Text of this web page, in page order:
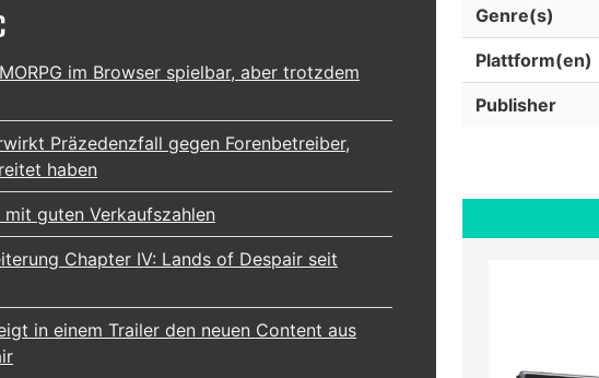
im Browser spielbar, aber trotzdem
Präzedenzfall gegen Forenbetreiber,
haben
guten Verkaufszahlen
Chapter IV: Lands of Despair seit
in einem Trailer den neuen Content aus
Genre(s)
Plattform(en)
Publisher